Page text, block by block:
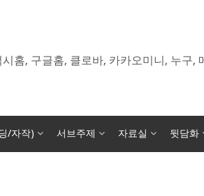
홈, 구글홈, 클로바, 카카오미니, 누구
/자작) 서브주제 자료실 뒷담화